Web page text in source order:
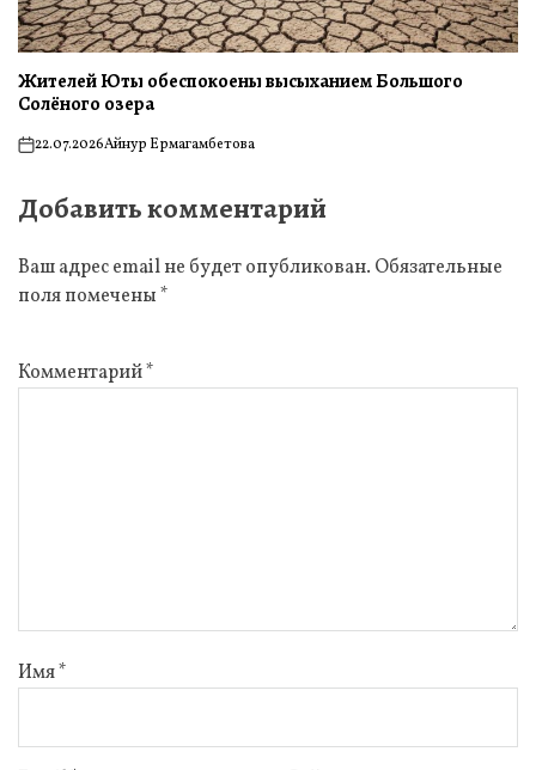
Жителей Юты обеспокоены высыханием Большого
Солёного озера
on22.07.2026Айнур Ермагамбетова
Добавить комментарий
Ваш адрес email не будет опубликован. Обязательные
поля помечены*
Комментарий*
Имя*